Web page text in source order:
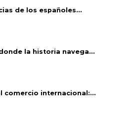
de los españoles...
la historia navega...
comercio internacional:...